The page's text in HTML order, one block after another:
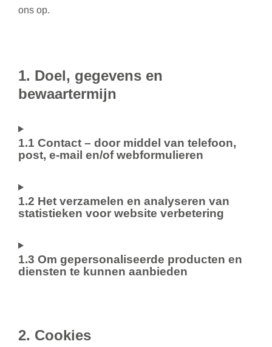
ons op.
1. Doel, gegevens en
bewaartermijn
1.1 Contact – door middel van telefoon,
post, e-mail en/of webformulieren
1.2 Het verzamelen en analyseren van
statistieken voor website verbetering
1.3 Om gepersonaliseerde producten en
diensten te kunnen aanbieden
2. Cookies